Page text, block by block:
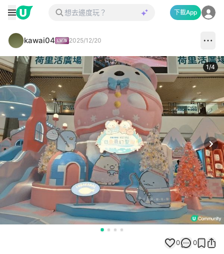
下載App
kawai04 2025/12/20
1/4
0 0